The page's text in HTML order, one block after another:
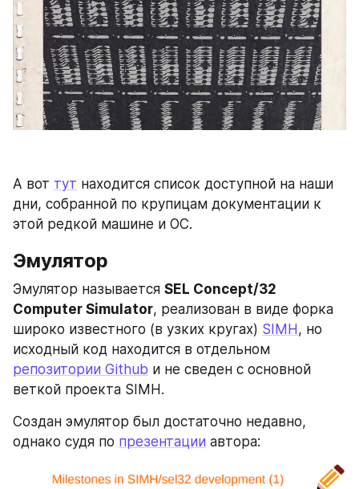
А вот тут находится список доступной на наши
дни, собранной по крупицам документации к
этой редкой машине и ОС.
Эмулятор
Эмулятор называется SEL Concept/32
Computer Simulator, реализован в виде форка
широко известного (в узких кругах) SIMH , но
репозитории Github и не сведен с основной
веткой проекта SIMH.
Создан эмулятор был достаточно недавно,
однако судя по презентации автора: